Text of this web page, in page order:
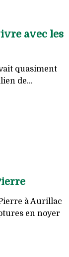
avec les
quasiment
de...
à Aurillac
en noyer